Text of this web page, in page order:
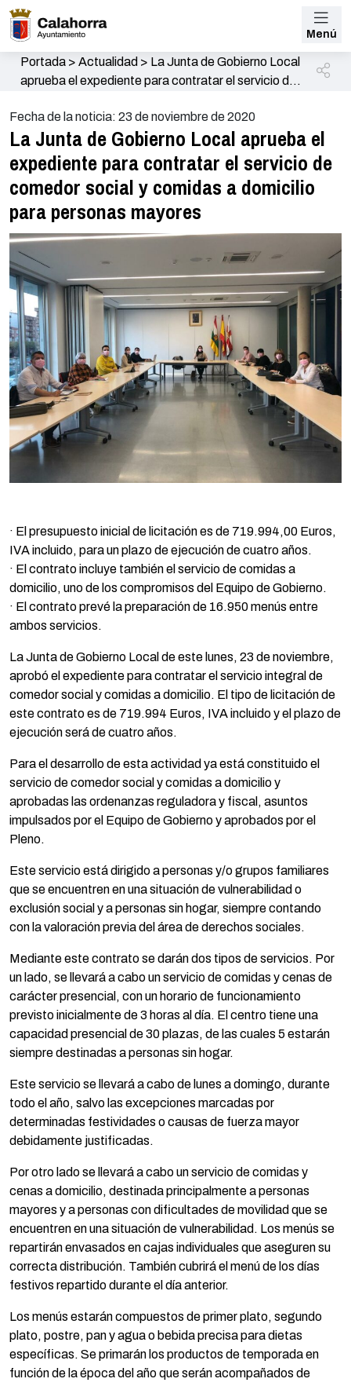
Menú
Portada> Actualidad > La Junta de Gobierno Local
aprueba el expediente para contratar el servicio de
mayores
Fecha de la noticia: 23 de noviembre de 2020
La Junta de Gobierno Local aprueba el
expediente para contratar el servicio de
comedor social y comidas a domicilio
para personas mayores
· El presupuesto inicial de licitación es de 719.994,00 Euros,
IVA incluido, para un plazo de ejecución de cuatro años.
· El contrato incluye también el servicio de comidas a
domicilio, uno de los compromisos del Equipo de Gobierno.
· El contrato prevé la preparación de 16.950 menús entre
ambos servicios.
La Junta de Gobierno Local de este lunes, 23 de noviembre,
aprobó el expediente para contratar el servicio integral de
comedor social y comidas a domicilio. El tipo de licitación de
este contrato es de 719.994 Euros, IVA incluido y el plazo de
ejecución será de cuatro años.
Para el desarrollo de esta actividad ya está constituido el
servicio de comedor social y comidas a domicilio y
aprobadas las ordenanzas reguladora y fiscal, asuntos
impulsados por el Equipo de Gobierno y aprobados por el
Pleno.
Este servicio está dirigido a personas y/o grupos familiares
que se encuentren en una situación de vulnerabilidad o
exclusión social y a personas sin hogar, siempre contando
con la valoración previa del área de derechos sociales.
Mediante este contrato se darán dos tipos de servicios. Por
un lado, se llevará a cabo un servicio de comidas y cenas de
carácter presencial, con un horario de funcionamiento
previsto inicialmente de 3 horas al día. El centro tiene una
capacidad presencial de 30 plazas, de las cuales 5 estarán
siempre destinadas a personas sin hogar.
Este servicio se llevará a cabo de lunes a domingo, durante
todo el año, salvo las excepciones marcadas por
determinadas festividades o causas de fuerza mayor
debidamente justificadas.
Por otro lado se llevará a cabo un servicio de comidas y
cenas a domicilio, destinada principalmente a personas
mayores y a personas con dificultades de movilidad que se
encuentren en una situación de vulnerabilidad. Los menús se
repartirán envasados en cajas individuales que aseguren su
correcta distribución. También cubrirá el menú de los días
festivos repartido durante el día anterior.
Los menús estarán compuestos de primer plato, segundo
plato, postre, pan y agua o bebida precisa para dietas
específicas. Se primarán los productos de temporada en
función de la época del año que serán acompañados de